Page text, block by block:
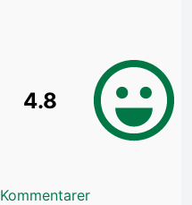
4.8
Kommentarer